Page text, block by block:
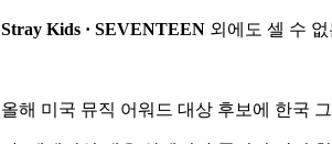
Stray Kids · SEVENTEEN 외에도 셀 수
올해 미국 뮤직 어워드 대상 후보에 한국